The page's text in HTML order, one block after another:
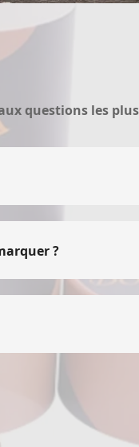
questions les
et de la
?
distinctives
comme un choix
clients qui accordent
de